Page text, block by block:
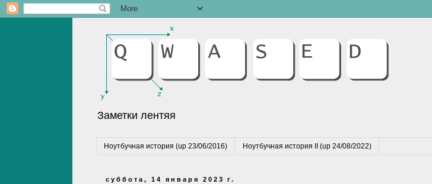
Заметки лентяя
Ноутбучная история (up 23/06/2016) Ноутбучная история II (up 24/08/2022)
суббота, 14 января 2023 г.